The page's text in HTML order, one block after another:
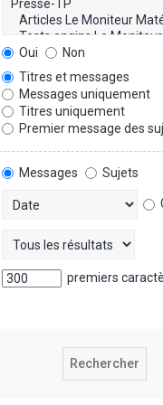
Oui
Non
Titres et messages
Messages uniquement
Titres uniquement
Premier message des
Messages
Sujets
premiers